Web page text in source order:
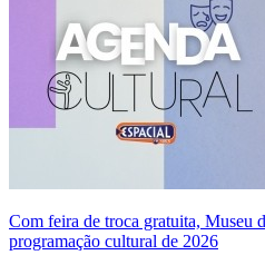
Com feira de troca gratuita, Museu
programação cultural de 2026